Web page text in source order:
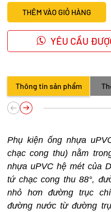
THÊM VÀO GIỎ HÀNG
YÊU CẦU
Thông tin sản phẩm
Phụ kiện ống nhựa
chạc cong thu) nằm
nhựa uPVC hệ mét của
tứ chạc cong thu 88°,
nhỏ hơn đường trục
đường nước từ đường